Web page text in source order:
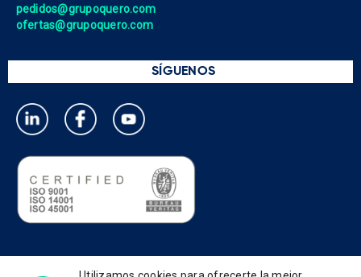
pedidos@grupoquero.com
ofertas@grupoquero.com
SÍGUENOS
Política de privacidad